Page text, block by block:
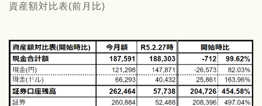
資産額対比表(前月比)